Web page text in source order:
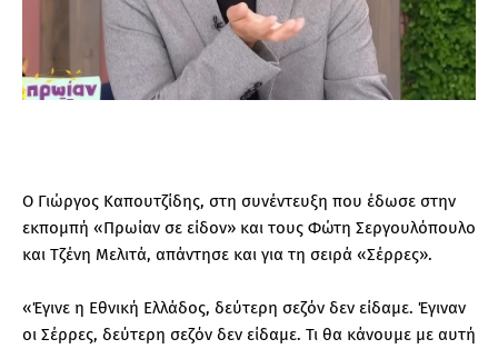
Ο Γιώργος Καπουτζίδης, στη συνέντευξη που έδωσε στην
εκπομπή «Πρωίαν σε είδον» και τους Φώτη Σεργουλόπουλο
και Τζένη Μελιτά, απάντησε και για τη σειρά «Σέρρες».
«Έγινε η Εθνική Ελλάδος, δεύτερη σεζόν δεν είδαμε. Έγιναν
οι Σέρρες, δεύτερη σεζόν δεν είδαμε. Τι θα κάνουμε με αυτή